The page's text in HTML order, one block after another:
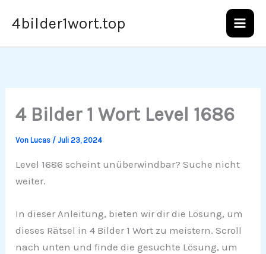
Inhalt
4bilder1wort.top
4 Bilder 1 Wort Level 1686
VonLucas /Juli 23, 2024
Level 1686 scheint unüberwindbar? Suche nicht
weiter.
In dieser Anleitung, bieten wir dir die Lösung, um
dieses Rätsel in 4 Bilder 1 Wort zu meistern. Scroll
nach unten und finde die gesuchte Lösung, um